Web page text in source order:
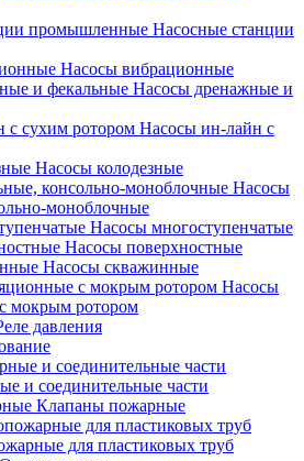
Насосные станции
Насосы вибрационные
Насосы дренажные и
Насосы ин-лайн с
Насосы колодезные
Насосы
моноблочные
Насосы многоступенчатые
Насосы поверхностные
Насосы скважинные
Насосы
мокрым ротором
давления
и соединительные части
Клапаны пожарные
для пластиковых труб